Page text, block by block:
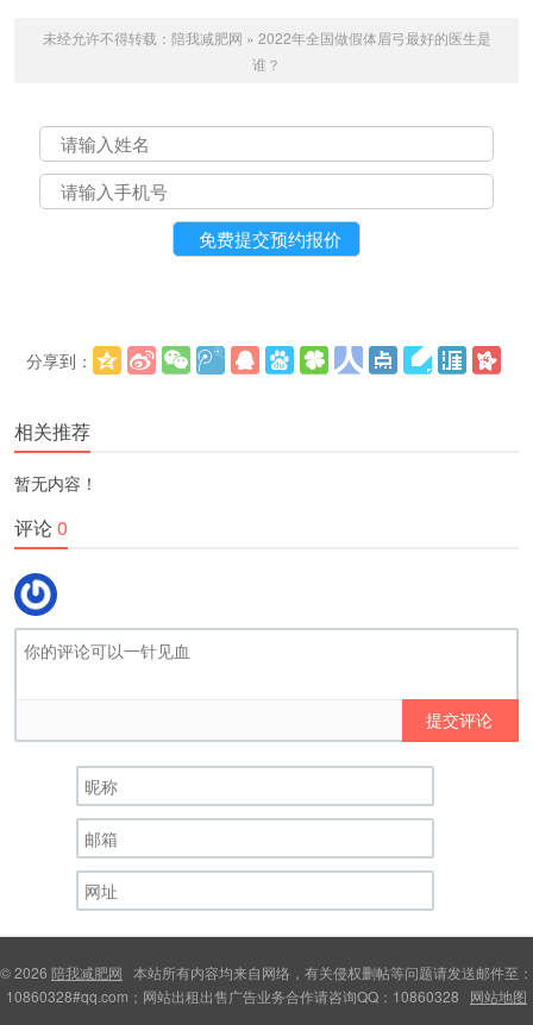
未经允许不得转载： 陪我减肥网 » 2022年全国做假体眉弓最好的医生是
谁？
分享到：
相关推荐
暂无内容！
评论0
提交评论
© 2026 陪我减肥网 本站所有内容均来自网络，有关侵权删帖等问题请发送邮件至：
10860328#qq.com；网站出租出售广告业务合作请咨询QQ：10860328 网站地图